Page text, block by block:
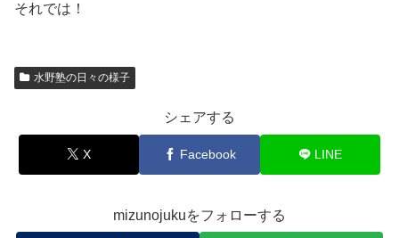
それでは！
水野塾の日々の様子
シェアする
X Facebook LINE
mizunojukuをフォローする